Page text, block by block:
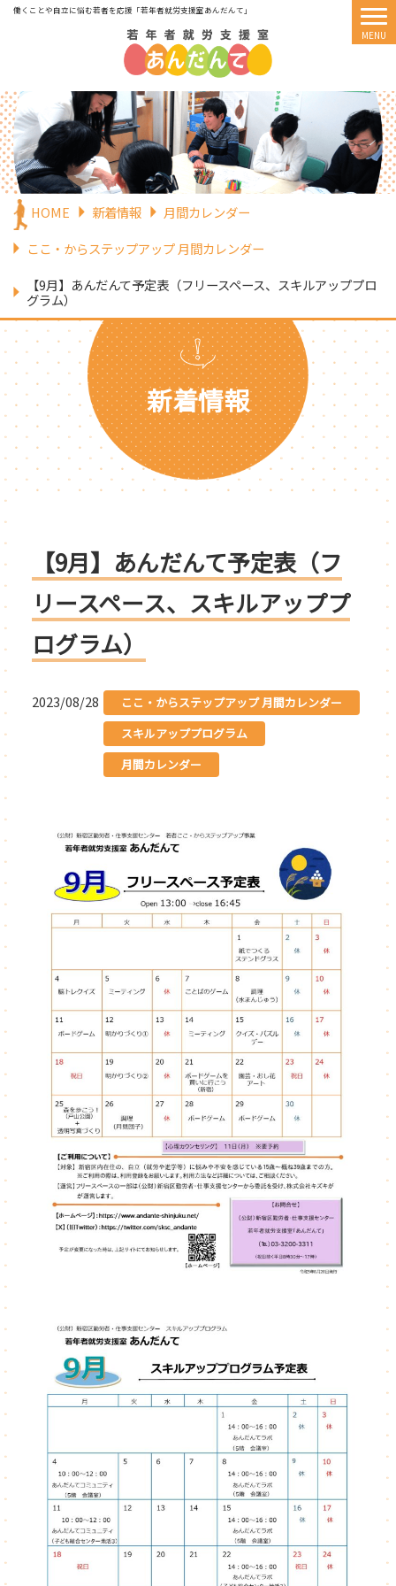
働くことや自立に悩む若者を応援 「若年者就労支援室あんだんて」
HOME 新着情報
月間カレンダー
ここ・からステップアップ 月間カレンダー
【9月】あんだんて予定表（フリースペース、スキルアッププロ
グラム）
新着情報
【9月】あんだんて予定表（フ
リースペース、スキルアッププ
ログラム）
2023/08/28
ここ・からステップアップ 月間カレンダー
スキルアッププログラム
月間カレンダー